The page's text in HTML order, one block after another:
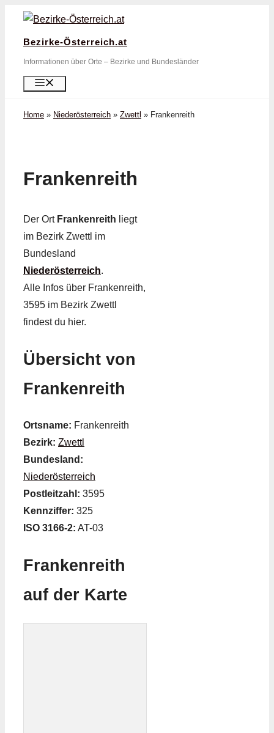
Zum
springen
Bezirke-Österreich.at
Informationen über Orte – Bezirke und Bundesländer
Home » Niederösterreich » Zwettl » Frankenreith
Frankenreith
Der Ort Frankenreith liegt
im Bezirk Zwettl im
Bundesland
Niederösterreich.
Alle Infos über Frankenreith,
3595 im Bezirk Zwettl
findest du hier.
Übersicht von
Frankenreith
Ortsname: Frankenreith
Bezirk: Zwettl
Bundesland:
Niederösterreich
Postleitzahl: 3595
Kennziffer: 325
ISO 3166-2: AT-03
Frankenreith
auf der Karte